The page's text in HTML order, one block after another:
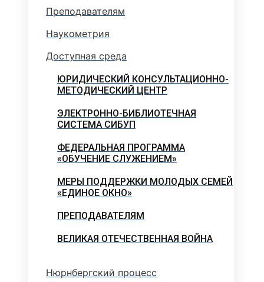
Преподавателям
Наукометрия
Доступная среда
ЮРИДИЧЕСКИЙ КОНСУЛЬТАЦИОННО-
МЕТОДИЧЕСКИЙ ЦЕНТР
ЭЛЕКТРОННО-БИБЛИОТЕЧНАЯ
СИСТЕМА СИБУП
ФЕДЕРАЛЬНАЯ ПРОГРАММА
«ОБУЧЕНИЕ СЛУЖЕНИЕМ»
МЕРЫ ПОДДЕРЖКИ МОЛОДЫХ СЕМЕЙ
«ЕДИНОЕ ОКНО»
ПРЕПОДАВАТЕЛЯМ
ВЕЛИКАЯ ОТЕЧЕСТВЕННАЯ ВОЙНА
Нюрнбергский процесс